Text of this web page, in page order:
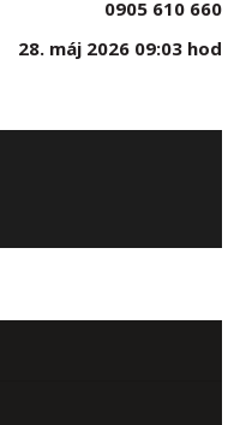
0905 610 660
28. máj 2026 09:03 hod